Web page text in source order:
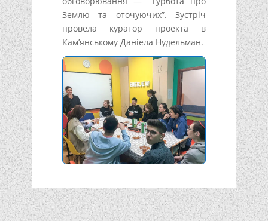
Землю та оточуючих”. Зустріч
провела куратор проекта в
Кам’янському Даніела Нудельман.
Подписывайтесь!